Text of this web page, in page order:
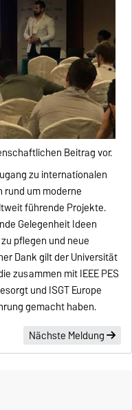
Beitrag vor.
zu internationalen
rund um moderne
führende Projekte.
Gelegenheit Ideen
pflegen und neue
Dank gilt der Universität
zusammen mit IEEE PES
und ISGT Europe
gemacht haben.
Nächste Meldung